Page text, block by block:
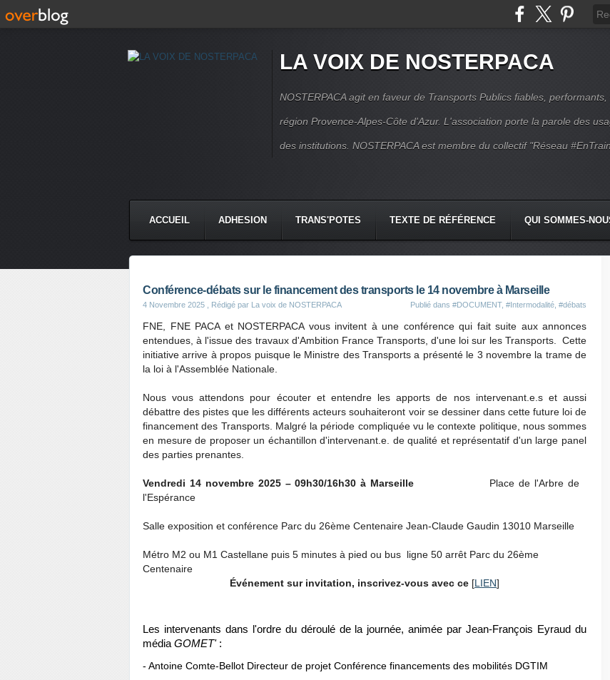
LA VOIX DE NOSTERPACA
NOSTERPACA agit en faveur de Transports Publics fiables, performants,
région Provence-Alpes-Côte d'Azur. L'association porte la parole des
des institutions. NOSTERPACA est membre du collectif "Réseau
ACCUEIL ADHESION TRANS'POTES TEXTE DE RÉFÉRENCE QUI SOMMES-
Conférence-débats sur le financement des transports le 14 novembre à Marseille
4 Novembre 2025 , Rédigé par La voix de NOSTERPACA Publié dans #DOCUMENT, #Intermodalité #débats
FNE, FNE PACA et NOSTERPACA vous invitent à une conférence qui fait suite aux annonces
entendues, à l'issue des travaux d'Ambition France Transports, d'une loi sur les Transports. Cette
initiative arrive à propos puisque le Ministre des Transports a présenté le 3 novembre la trame de
la loi à l'Assemblée Nationale.
Nous vous attendons pour écouter et entendre les apports de nos intervenant.e.s et aussi
débattre des pistes que les différents acteurs souhaiteront voir se dessiner dans cette future loi de
financement des Transports. Malgré la période compliquée vu le contexte politique, nous sommes
en mesure de proposer un échantillon d'intervenant.e. de qualité et représentatif d'un large panel
des parties prenantes.
Vendredi 14 novembre 2025 – 09h30/16h30 à Marseille
Place de l'Arbre de
l'Espérance
Salle exposition et conférence Parc du 26ème Centenaire Jean-Claude Gaudin 13010 Marseille
Métro M2 ou M1 Castellane puis 5 minutes à pied ou bus ligne 50 arrêt Parc du 26ème
Centenaire
Événement sur invitation, inscrivez-vous avec ce [LIEN]
Les intervenants dans l'ordre du déroulé de la journée, animée par Jean-François Eyraud du
média GOMET' :
- Antoine Comte-Bellot Directeur de projet Conférence financements des mobilités DGTIM